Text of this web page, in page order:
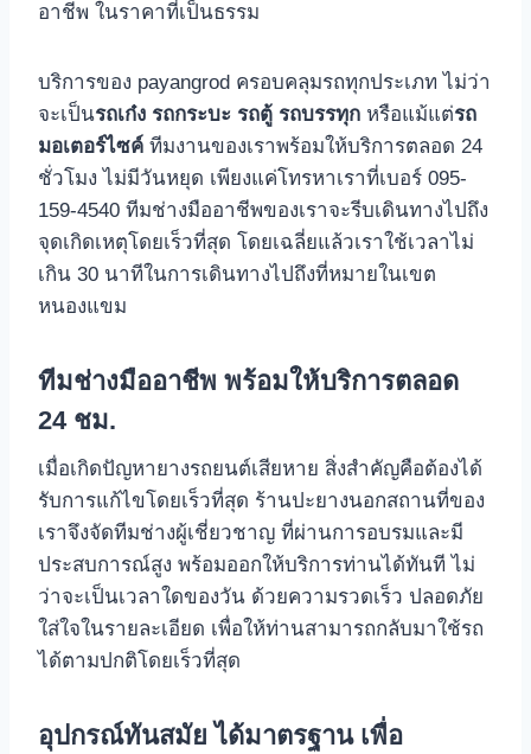
อาชีพ ในราคาที่เป็นธรรม
บริการของ payangrod ครอบคลุมรถทุกประเภท ไม่ว่า
จะเป็นรถเก๋ง รถกระบะ รถตู้ รถบรรทุก หรือแม้แต่รถ
มอเตอร์ไซค์ ทีมงานของเราพร้อมให้บริการตลอด 24
ชั่วโมง ไม่มีวันหยุด เพียงแค่โทรหาเราที่เบอร์ 095-
159-4540 ทีมช่างมืออาชีพของเราจะรีบเดินทางไปถึง
จุดเกิดเหตุโดยเร็วที่สุด โดยเฉลี่ยแล้วเราใช้เวลาไม่
เกิน 30 นาทีในการเดินทางไปถึงที่หมายในเขต
หนองแขม
ทีมช่างมืออาชีพ พร้อมให้บริการตลอด
24 ชม.
เมื่อเกิดปัญหายางรถยนต์เสียหาย สิ่งสําคัญคือต้องได้
รับการแก้ไขโดยเร็วที่สุด ร้านปะยางนอกสถานที่ของ
เราจึงจัดทีมช่างผู้เชี่ยวชาญ ที่ผ่านการอบรมและมี
ประสบการณ์สูง พร้อมออกให้บริการท่านได้ทันที ไม่
ว่าจะเป็นเวลาใดของวัน ด้วยความรวดเร็ว ปลอดภัย
ใส่ใจในรายละเอียด เพื่อให้ท่านสามารถกลับมาใช้รถ
ได้ตามปกติโดยเร็วที่สุด
อุปกรณ์ทันสมัย ได้มาตรฐาน เพื่อ